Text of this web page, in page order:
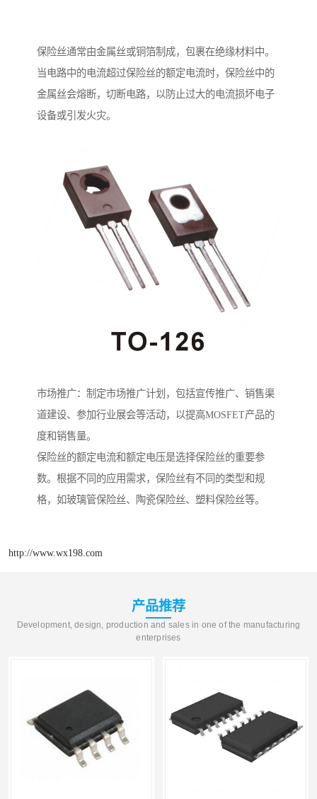
保险丝通常由金属丝或铜箔制成，包裹在绝缘材料中。
当电路中的电流超过保险丝的额定电流时，保险丝中的
金属丝会熔断，切断电路，以防止过大的电流损坏电子
设备或引发火灾。
市场推广：制定市场推广计划，包括宣传推广、销售渠
道建设、参加行业展会等活动，以提高MOSFET产品的
度和销售量。
保险丝的额定电流和额定电压是选择保险丝的重要参
数。根据不同的应用需求，保险丝有不同的类型和规
格，如玻璃管保险丝、陶瓷保险丝、塑料保险丝等。
http://www.wx198.com
产品推荐
Development, design, production and sales in one of the manufacturing
enterprises